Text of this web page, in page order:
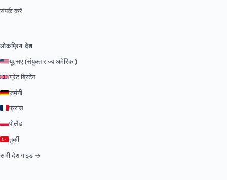
संपर्क करें
लोकप्रिय देश
यूएसए (संयुक्त राज्य अमेरिका)
ग्रेट ब्रिटेन
जर्मनी
फ्रांस
पोलैंड
तुर्की
सभी देश गाइड →